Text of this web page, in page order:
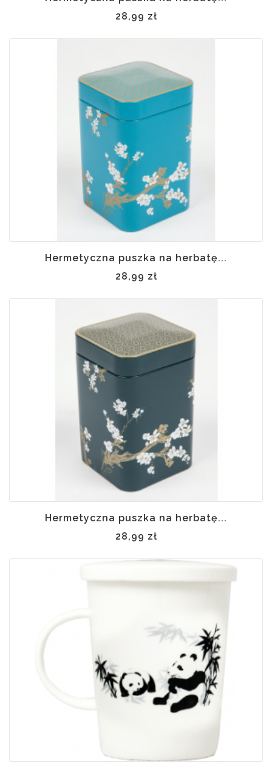
28,99 zł
Hermetyczna puszka na herbatę...
28,99 zł
Hermetyczna puszka na herbatę...
28,99 zł